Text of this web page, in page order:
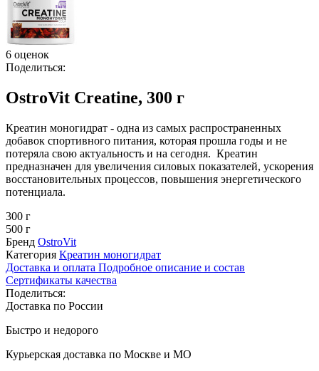
6 оценок
Поделиться:
OstroVit Creatine, 300 г
Креатин моногидрат - одна из самых распространенных
добавок спортивного питания, которая прошла годы и не
потеряла свою актуальность и на сегодня. Креатин
предназначен для увеличения силовых показателей, ускорения
восстановительных процессов, повышения энергетического
потенциала.
300 г
500 г
Бренд OstroVit
Категория Креатин моногидрат
Доставка и оплата Подробное описание и состав
Сертификаты качества
Поделиться:
Доставка по России
Быстро и недорого
Курьерская доставка по Москве и МО